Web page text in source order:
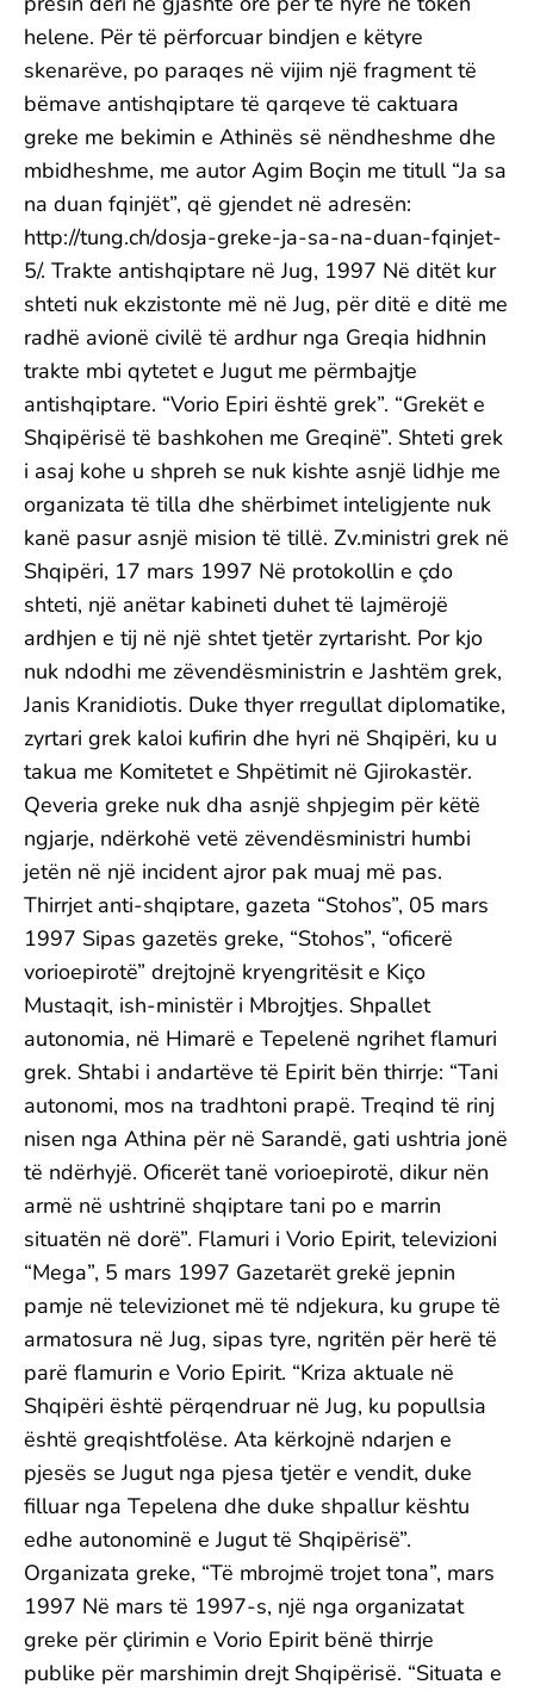
helene. Për të përforcuar bindjen e këtyre
skenarëve, po paraqes në vijim një fragment të
bëmave antishqiptare të qarqeve të caktuara
greke me bekimin e Athinës së nëndheshme dhe
mbidheshme, me autor Agim Boçin me titull “Ja sa
na duan fqinjët”, që gjendet në adresën:
http://tung.ch/dosja-greke-ja-sa-na-duan-fqinjet-
5/. Trakte antishqiptare në Jug, 1997 Në ditët kur
shteti nuk ekzistonte më në Jug, për ditë e ditë me
radhë avionë civilë të ardhur nga Greqia hidhnin
trakte mbi qytetet e Jugut me përmbajtje
antishqiptare. “Vorio Epiri është grek”. “Grekët e
Shqipërisë të bashkohen me Greqinë”. Shteti grek
i asaj kohe u shpreh se nuk kishte asnjë lidhje me
organizata të tilla dhe shërbimet inteligjente nuk
kanë pasur asnjë mision të tillë. Zv.ministri grek në
Shqipëri, 17 mars 1997 Në protokollin e çdo
shteti, një anëtar kabineti duhet të lajmërojë
ardhjen e tij në një shtet tjetër zyrtarisht. Por kjo
nuk ndodhi me zëvendësministrin e Jashtëm grek,
Janis Kranidiotis. Duke thyer rregullat diplomatike,
zyrtari grek kaloi kufirin dhe hyri në Shqipëri, ku u
takua me Komitetet e Shpëtimit në Gjirokastër.
Qeveria greke nuk dha asnjë shpjegim për këtë
ngjarje, ndërkohë vetë zëvendësministri humbi
jetën në një incident ajror pak muaj më pas.
Thirrjet anti-shqiptare, gazeta “Stohos”, 05 mars
1997 Sipas gazetës greke, “Stohos”, “oficerë
vorioepirotë” drejtojnë kryengritësit e Kiço
Mustaqit, ish-ministër i Mbrojtjes. Shpallet
autonomia, në Himarë e Tepelenë ngrihet flamuri
grek. Shtabi i andartëve të Epirit bën thirrje: “Tani
autonomi, mos na tradhtoni prapë. Treqind të rinj
nisen nga Athina për në Sarandë, gati ushtria jonë
të ndërhyjë. Oficerët tanë vorioepirotë, dikur nën
armë në ushtrinë shqiptare tani po e marrin
situatën në dorë”. Flamuri i Vorio Epirit, televizioni
“Mega”, 5 mars 1997 Gazetarët grekë jepnin
pamje në televizionet më të ndjekura, ku grupe të
armatosura në Jug, sipas tyre, ngritën për herë të
parë flamurin e Vorio Epirit. “Kriza aktuale në
Shqipëri është përqendruar në Jug, ku popullsia
është greqishtfolëse. Ata kërkojnë ndarjen e
pjesës se Jugut nga pjesa tjetër e vendit, duke
filluar nga Tepelena dhe duke shpallur kështu
edhe autonominë e Jugut të Shqipërisë”.
Organizata greke, “Të mbrojmë trojet tona”, mars
1997 Në mars të 1997-s, një nga organizatat
greke për çlirimin e Vorio Epirit bënë thirrje
publike për marshimin drejt Shqipërisë. “Situata e